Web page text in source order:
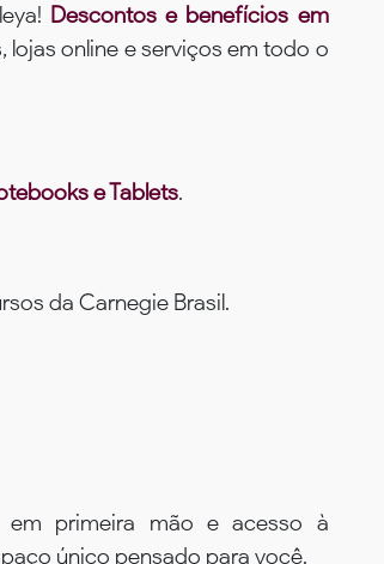
Descontos e benefícios em
online e serviços em todo o
e Tablets.
da Carnegie Brasil.
em primeira mão e acesso à
único pensado para você.